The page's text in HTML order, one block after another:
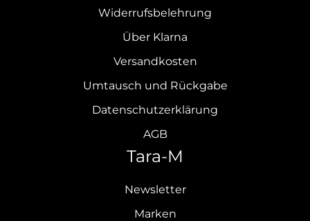
Widerrufsbelehrung
Über Klarna
Versandkosten
Umtausch und Rückgabe
Datenschutzerklärung
AGB
Tara-M
Newsletter
Marken